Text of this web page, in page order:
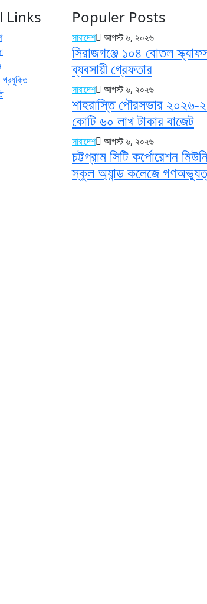
Links Populer Posts
সারাদেশ আগস্ট ৬, ২০২৬
সিরাজগঞ্জে ১০৪ বোতল
ব্যবসায়ী গ্রেফতার
সারাদেশ আগস্ট ৬, ২০২৬
শাহরাস্তি পৌরসভার ২০২৬-
কোটি ৬০ লাখ টাকার বাজেট
সারাদেশ আগস্ট ৬, ২০২৬
চট্টগ্রাম সিটি কর্পোরেশন
স্কুল অ্যান্ড কলেজে